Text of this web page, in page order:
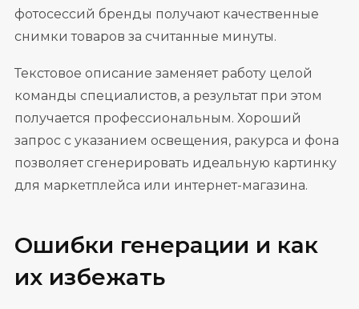
фотосессий бренды получают качественные
снимки товаров за считанные минуты.
Текстовое описание заменяет работу целой
команды специалистов, а результат при этом
получается профессиональным. Хороший
запрос с указанием освещения, ракурса и фона
позволяет сгенерировать идеальную картинку
для маркетплейса или интернет-магазина.
Ошибки генерации и как
их избежать